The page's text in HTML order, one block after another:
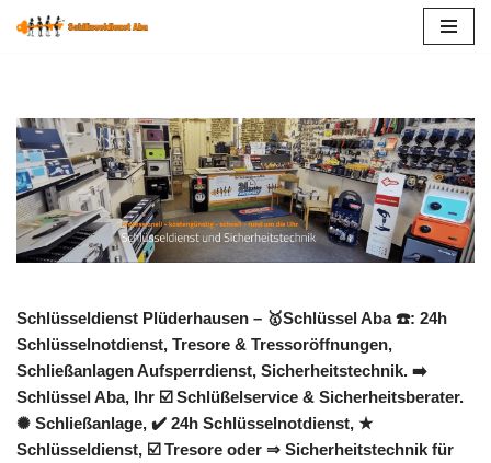
Schlüsseldienst Plüderhausen – 🥇Schlüssel Aba ☎️: 24h
Schlüsselnotdienst, Tresore & Tressoröffnungen,
Schließanlagen Aufsperrdienst, Sicherheitstechnik. ➡️
Schlüssel Aba, Ihr ☑️ Schlüßelservice & Sicherheitsberater.
✺ Schließanlage, ✔️ 24h Schlüsselnotdienst, ★
Schlüsseldienst, ☑️ Tresore oder ⇒ Sicherheitstechnik für